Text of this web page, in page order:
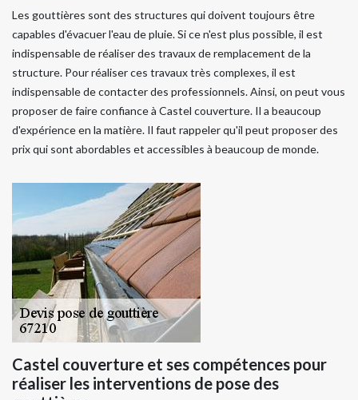
Les gouttières sont des structures qui doivent toujours être
capables d'évacuer l'eau de pluie. Si ce n'est plus possible, il est
indispensable de réaliser des travaux de remplacement de la
structure. Pour réaliser ces travaux très complexes, il est
indispensable de contacter des professionnels. Ainsi, on peut vous
proposer de faire confiance à Castel couverture. Il a beaucoup
d'expérience en la matière. Il faut rappeler qu'il peut proposer des
prix qui sont abordables et accessibles à beaucoup de monde.
Castel couverture et ses compétences pour
réaliser les interventions de pose des